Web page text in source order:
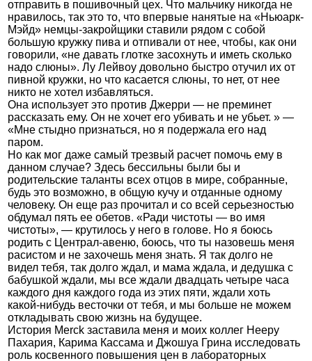
отправить в пошивочный цех. Что мальчику никогда не
нравилось, так это то, что впервые нанятые на «Ньюарк-
Мэйд» немцы-закройщики ставили рядом с собой
большую кружку пива и отпивали от нее, чтобы, как они
говорили, «не давать глотке засохнуть и иметь сколько
надо слюны». Лу Лейвоу довольно быстро отучил их от
пивной кружки, но что касается слюны, то нет, от нее
никто не хотел избавляться.
Она использует это против Джерри — не преминет
рассказать ему. Он не хочет его убивать и не убьет. » —
«Мне стыдно признаться, но я подержала его над
паром.
Но как мог даже самый трезвый расчет помочь ему в
данном случае? Здесь бессильны были бы и
родительские таланты всех отцов в мире, собранные,
будь это возможно, в общую кучу и отданные одному
человеку. Он еще раз прочитал и со всей серьезностью
обдумал пять ее обетов. «Ради чистоты — во имя
чистоты», — крутилось у него в голове. Но я боюсь
родить с Централ-авеню, боюсь, что ты назовешь меня
расистом и не захочешь меня знать. Я так долго не
видел тебя, так долго ждал, и мама ждала, и дедушка с
бабушкой ждали, мы все ждали двадцать четыре часа
каждого дня каждого года из этих пяти, ждали хоть
какой-нибудь весточки от тебя, и мы больше не можем
откладывать свою жизнь на будущее.
История Merck заставила меня и моих коллег Нееру
Пахария, Карима Кассама и Джошуа Грина исследовать
роль косвенного повышения цен в лабораторных